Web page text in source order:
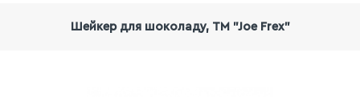
Шейкер для шоколаду, TM "Joe Frex"